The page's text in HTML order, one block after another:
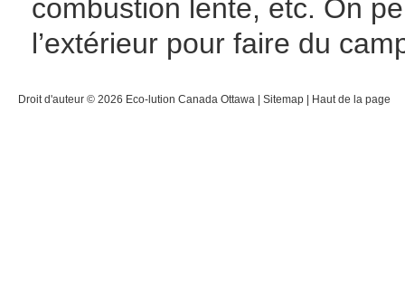
combustion lente, etc. On
l’extérieur pour faire du
Droit d'auteur © 2026 Eco-lution Canada Ottawa Sitemap Haut de la page